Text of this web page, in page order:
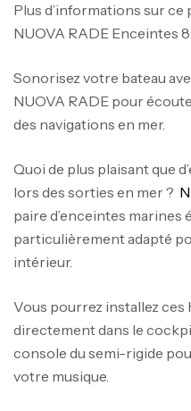
Plus d’informations sur ce
NUOVA RADE Enceintes
Sonorisez votre bateau
NUOVA RADE pour
des navigations en mer.
Quoi de plus plaisant que
lors des sorties en mer ?
paire d’enceintes
particulièrement adapté
intérieur.
Vous pourrez installez
directement dans le
console du semi-rigide
votre musique.